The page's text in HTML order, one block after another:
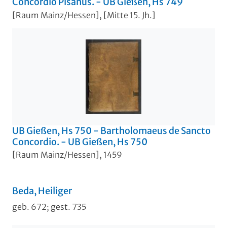
[Raum Mainz/Hessen], [Mitte 15. Jh.]
UB Gießen, Hs 750 - Bartholomaeus de Sancto
Concordio. - UB Gießen, Hs 750
[Raum Mainz/Hessen], 1459
Beda, Heiliger
geb. 672; gest. 735